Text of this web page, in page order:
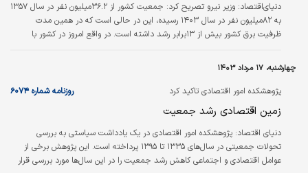
دنیای‌اقتصاد:
وزیر نیرو تصریح کرد: جمعیت کشور از ۳۶.۲میلیون نفر در سال ۱۳۵۷
به ۸۲میلیون نفر در سال ۱۴۰۳ رسیده، این در حالی است که در همین مدت
ظرفیت برق کشور بیش از ۱۳برابر رشد داشته است. در واقع امروز در کشور با
چهارشنبه، ۱۷ مرداد ۱۴۰۳
پژوهشکده امور اقتصادی تاکید کرد روزنامه شماره ۶۰۷۴
زمین اقتصادی رشد جمعیت
دنیای اقتصاد: پژوهشکده امور اقتصادی در یک یادداشت سیاستی به بررسی
تحولات جمعیتی در سال‌های ۱۳۳۵ تا ۱۳۹۵ پرداخته است. این پژوهش برخی از
عوامل اقتصادی و اجتماعی کاهش رشد جمعیت را در این سال‌ها مورد بررسی قرار